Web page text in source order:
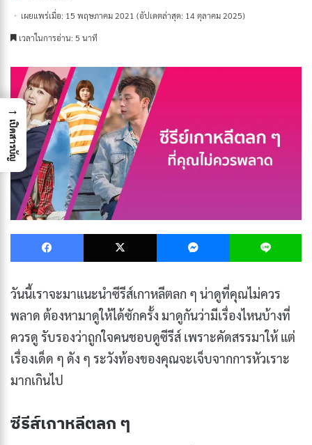
เผยแพร่เมื่อ: 15 พฤษภาคม 2021 (อัปเดตล่าสุด: 14 ตุลาคม 2025)
เวลาในการอ่าน: 5 นาที
Facebook X Messenger
วันนี้เราจะมาแนะนําซีรีส์เกาหลีตลก ๆ น่าดูที่คุณไม่ควร
พลาด ต้องหามาดูให้ได้ซักครั้ง มาดูกันว่ามีเรื่องไหนบ้างที่
ควรดู รับรองว่าถูกใจคนชอบดูซีรีส์ เพราะคัดสรรมาให้ แต่
เรื่องเด็ด ๆ ดัง ๆ ระวังท้องของคุณจะเจ็บจากการหัวเราะ
มากเกินไป
ซีรีส์เกาหลีตลก ๆ
→
เปิดสารบัญ